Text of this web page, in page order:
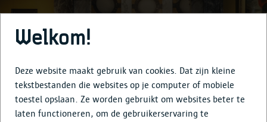
Rubens
Over
Welkom!
Deze website maakt gebruik van cookies. Dat zijn kleine
tekstbestanden die websites op je computer of mobiele
toestel opslaan. Ze worden gebruikt om websites beter te
laten functioneren, om de gebruikerservaring te